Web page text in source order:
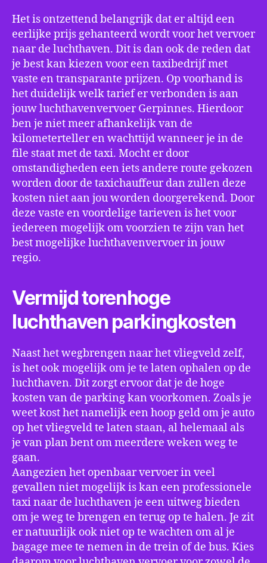
Het is ontzettend belangrijk dat er altijd een
eerlijke prijs gehanteerd wordt voor het vervoer
naar de luchthaven. Dit is dan ook de reden dat
je best kan kiezen voor een taxibedrijf met
vaste en transparante prijzen. Op voorhand is
het duidelijk welk tarief er verbonden is aan
jouw luchthavenvervoer Gerpinnes. Hierdoor
ben je niet meer afhankelijk van de
kilometerteller en wachttijd wanneer je in de
file staat met de taxi. Mocht er door
omstandigheden een iets andere route gekozen
worden door de taxichauffeur dan zullen deze
kosten niet aan jou worden doorgerekend. Door
deze vaste en voordelige tarieven is het voor
iedereen mogelijk om voorzien te zijn van het
best mogelijke luchthavenvervoer in jouw
regio.
Vermijd torenhoge
luchthaven parkingkosten
Naast het wegbrengen naar het vliegveld zelf,
is het ook mogelijk om je te laten ophalen op de
luchthaven. Dit zorgt ervoor dat je de hoge
kosten van de parking kan voorkomen. Zoals je
weet kost het namelijk een hoop geld om je auto
op het vliegveld te laten staan, al helemaal als
je van plan bent om meerdere weken weg te
gaan.
Aangezien het openbaar vervoer in veel
gevallen niet mogelijk is kan een professionele
taxi naar de luchthaven je een uitweg bieden
om je weg te brengen en terug op te halen. Je zit
er natuurlijk ook niet op te wachten om al je
bagage mee te nemen in de trein of de bus. Kies